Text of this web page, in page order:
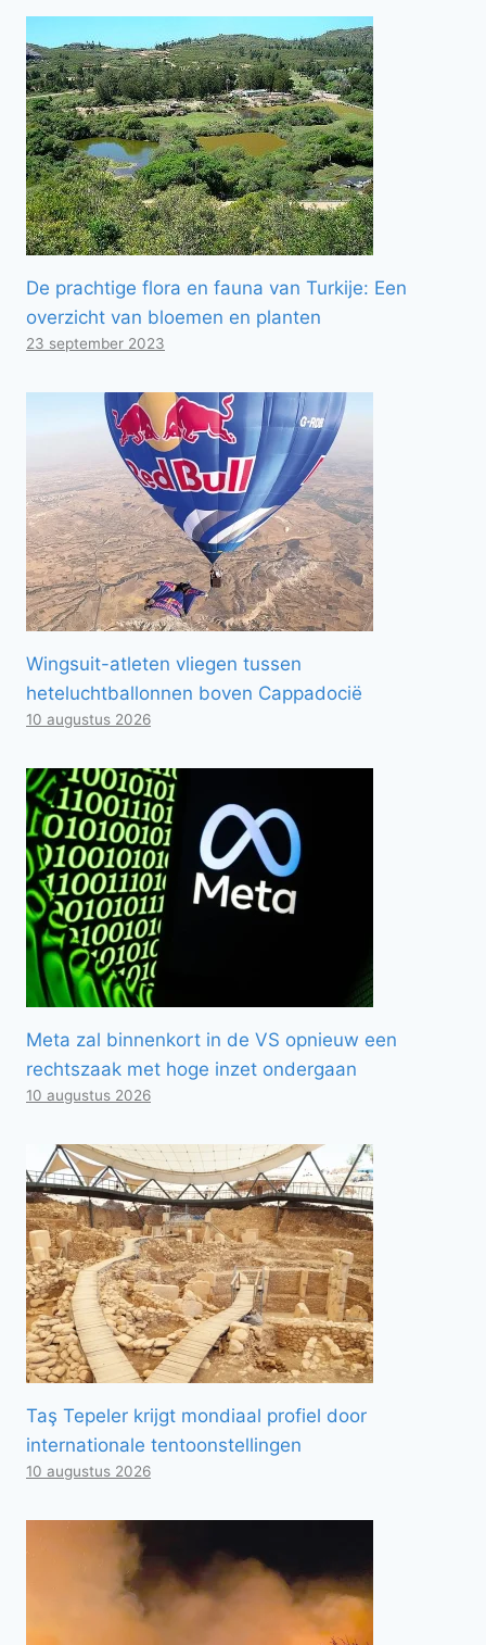
De prachtige flora en fauna van Turkije: Een
overzicht van bloemen en planten
23 september 2023
Wingsuit-atleten vliegen tussen
heteluchtballonnen boven Cappadocië
10 augustus 2026
Meta zal binnenkort in de VS opnieuw een
rechtszaak met hoge inzet ondergaan
10 augustus 2026
Taş Tepeler krijgt mondiaal profiel door
internationale tentoonstellingen
10 augustus 2026